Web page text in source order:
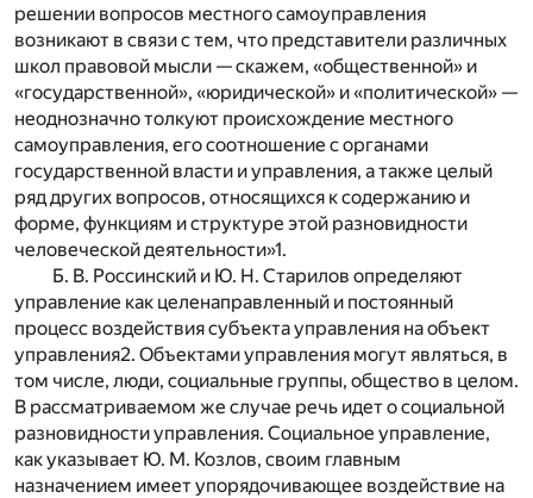
решении вопросов местного самоуправления
возникают в связи с тем, что представители различных
школ правовой мысли — скажем, «общественной» и
«государственной», «юридической» и «политической» —
неоднозначно толкуют происхождение местного
самоуправления, его соотношение с органами
государственной власти и управления, а также целый
ряд других вопросов, относящихся к содержанию и
форме, функциям и структуре этой разновидности
человеческой деятельности»1.
Б. В. Россинский и Ю. Н. Старилов определяют
управление как целенаправленный и постоянный
процесс воздействия субъекта управления на объект
управления2. Объектами управления могут являться, в
том числе, люди, социальные группы, общество в целом.
В рассматриваемом же случае речь идет о социальной
разновидности управления. Социальное управление,
как указывает Ю. М. Козлов, своим главным
назначением имеет упорядочивающее воздействие на